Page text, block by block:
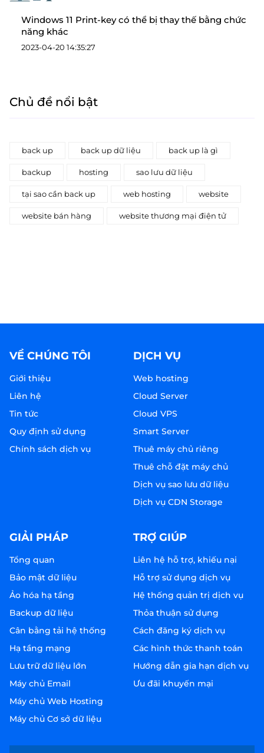
Windows 11 Print-key có thể bị thay thế bằng chức
năng khác
2023-04-20 14:35:27
Chủ đề nổi bật
back up back up dữ liệu back up là gì
backup hosting sao lưu dữ liệu
tại sao cần back up web hosting website
website bán hàng website thương mại điện tử
VỀ CHÚNG TÔI
Giới thiệu
Liên hệ
Tin tức
Quy định sử dụng
Chính sách dịch vụ
DỊCH VỤ
Web hosting
Cloud Server
Cloud VPS
Smart Server
Thuê máy chủ riêng
Thuê chỗ đặt máy chủ
Dịch vụ sao lưu dữ liệu
Dịch vụ CDN Storage
GIẢI PHÁP
Tổng quan
Bảo mật dữ liệu
Ảo hóa hạ tầng
Backup dữ liệu
Cân bằng tải hệ thống
Hạ tầng mạng
Lưu trữ dữ liệu lớn
Máy chủ Email
Máy chủ Web Hosting
Máy chủ Cơ sở dữ liệu
TRỢ GIÚP
Liên hệ hỗ trợ, khiếu nại
Hỗ trợ sử dụng dịch vụ
Hệ thống quản trị dịch vụ
Thỏa thuận sử dụng
Cách đăng ký dịch vụ
Các hình thức thanh toán
Hướng dẫn gia hạn dịch vụ
Ưu đãi khuyến mại